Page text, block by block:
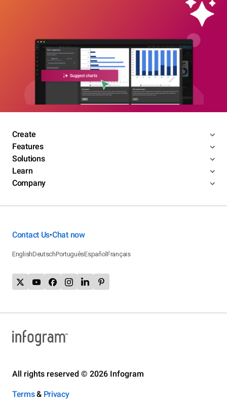
Create
Features
Solutions
Learn
Company
Contact Us•Chat now
EnglishDeutschPortuguêsEspañolFrançais
All rights reserved © 2026 Infogram
Terms& Privacy